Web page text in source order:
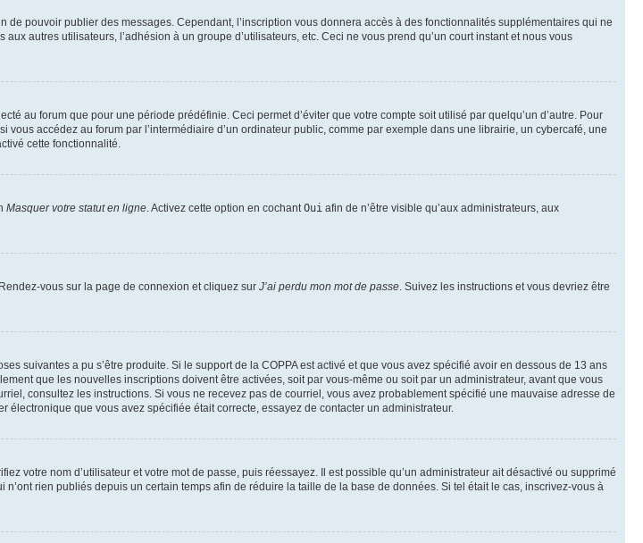
pouvoir publier des messages. Cependant, l’inscription vous donnera accès à des fonctionnalités supplémentaires qui ne
autres utilisateurs, l’adhésion à un groupe d’utilisateurs, etc. Ceci ne vous prend qu’un court instant et nous vous
au forum que pour une période prédéfinie. Ceci permet d’éviter que votre compte soit utilisé par quelqu’un d’autre. Pour
accédez au forum par l’intermédiaire d’un ordinateur public, comme par exemple dans une librairie, un cybercafé, une
cette fonctionnalité.
Masquer votre statut en ligne . Activez cette option en cochant Oui afin de n’être visible qu’aux administrateurs, aux
vous sur la page de connexion et cliquez sur J’ai perdu mon mot de passe . Suivez les instructions et vous devriez être
suivantes a pu s’être produite. Si le support de la COPPA est activé et que vous avez spécifié avoir en dessous de 13 ans
que les nouvelles inscriptions doivent être activées, soit par vous-même ou soit par un administrateur, avant que vous
consultez les instructions. Si vous ne recevez pas de courriel, vous avez probablement spécifié une mauvaise adresse de
que vous avez spécifiée était correcte, essayez de contacter un administrateur.
votre nom d’utilisateur et votre mot de passe, puis réessayez. Il est possible qu’un administrateur ait désactivé ou supprimé
rien publiés depuis un certain temps afin de réduire la taille de la base de données. Si tel était le cas, inscrivez-vous à